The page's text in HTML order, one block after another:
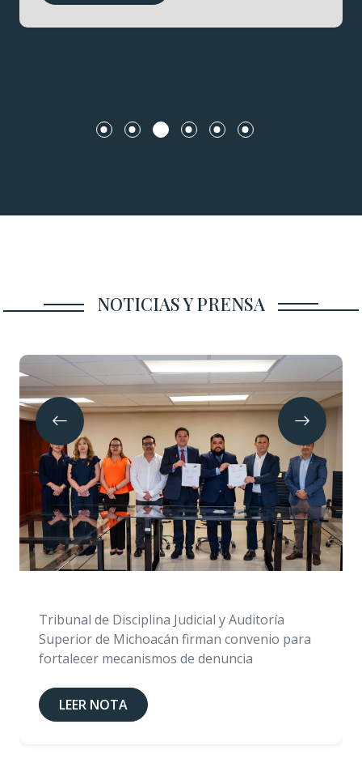
NOTICIAS Y PRENSA
Tribunal de Disciplina Judicial y Auditoría
Superior de Michoacán firman convenio para
fortalecer mecanismos de denuncia
LEER NOTA